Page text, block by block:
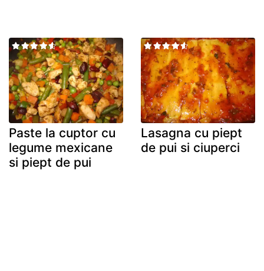
Paste la cuptor cu
legume mexicane
si piept de pui
Lasagna cu piept
de pui si ciuperci